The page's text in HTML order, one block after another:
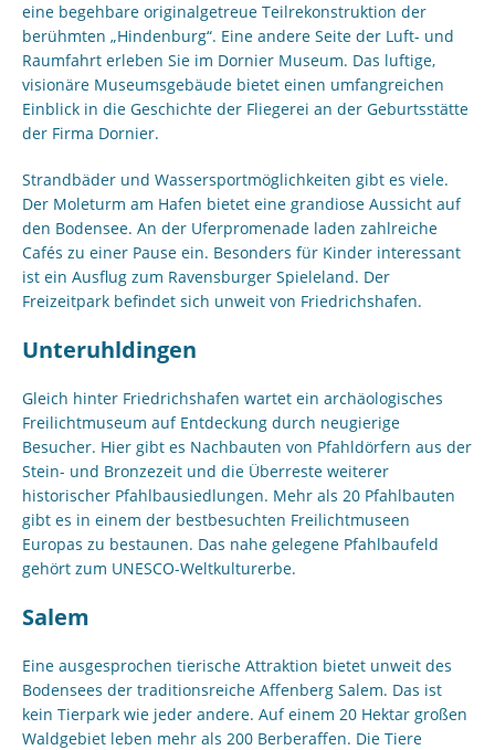
eine begehbare originalgetreue Teilrekonstruktion der
berühmten „Hindenburg“. Eine andere Seite der Luft- und
Raumfahrt erleben Sie im Dornier Museum. Das luftige,
visionäre Museumsgebäude bietet einen umfangreichen
Einblick in die Geschichte der Fliegerei an der Geburtsstätte
der Firma Dornier.
Strandbäder und Wassersportmöglichkeiten gibt es viele.
Der Moleturm am Hafen bietet eine grandiose Aussicht auf
den Bodensee. An der Uferpromenade laden zahlreiche
Cafés zu einer Pause ein. Besonders für Kinder interessant
ist ein Ausflug zum Ravensburger Spieleland. Der
Freizeitpark befindet sich unweit von Friedrichshafen.
Unteruhldingen
Gleich hinter Friedrichshafen wartet ein archäologisches
Freilichtmuseum auf Entdeckung durch neugierige
Besucher. Hier gibt es Nachbauten von Pfahldörfern aus der
Stein- und Bronzezeit und die Überreste weiterer
historischer Pfahlbausiedlungen. Mehr als 20 Pfahlbauten
gibt es in einem der bestbesuchten Freilichtmuseen
Europas zu bestaunen. Das nahe gelegene Pfahlbaufeld
gehört zum UNESCO-Weltkulturerbe.
Salem
Eine ausgesprochen tierische Attraktion bietet unweit des
Bodensees der traditionsreiche Affenberg Salem. Das ist
kein Tierpark wie jeder andere. Auf einem 20 Hektar großen
Waldgebiet leben mehr als 200 Berberaffen. Die Tiere